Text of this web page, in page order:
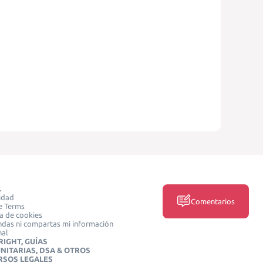
Terms
de cookies
ni compartas mi información
GUÍAS
DSA & OTROS
LEGALES
Comentarios